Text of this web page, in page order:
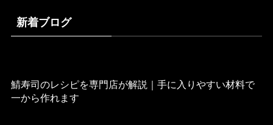
新着ブログ
鯖寿司のレシピを専門店が解説｜手に入りやすい材料で
一から作れます